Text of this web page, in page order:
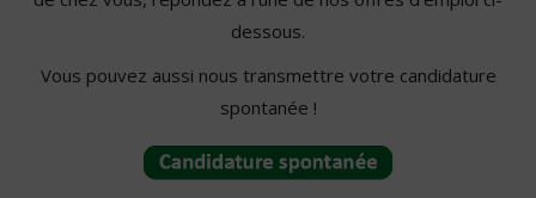
dessous.
Vous pouvez aussi nous transmettre votre candidature
spontanée !